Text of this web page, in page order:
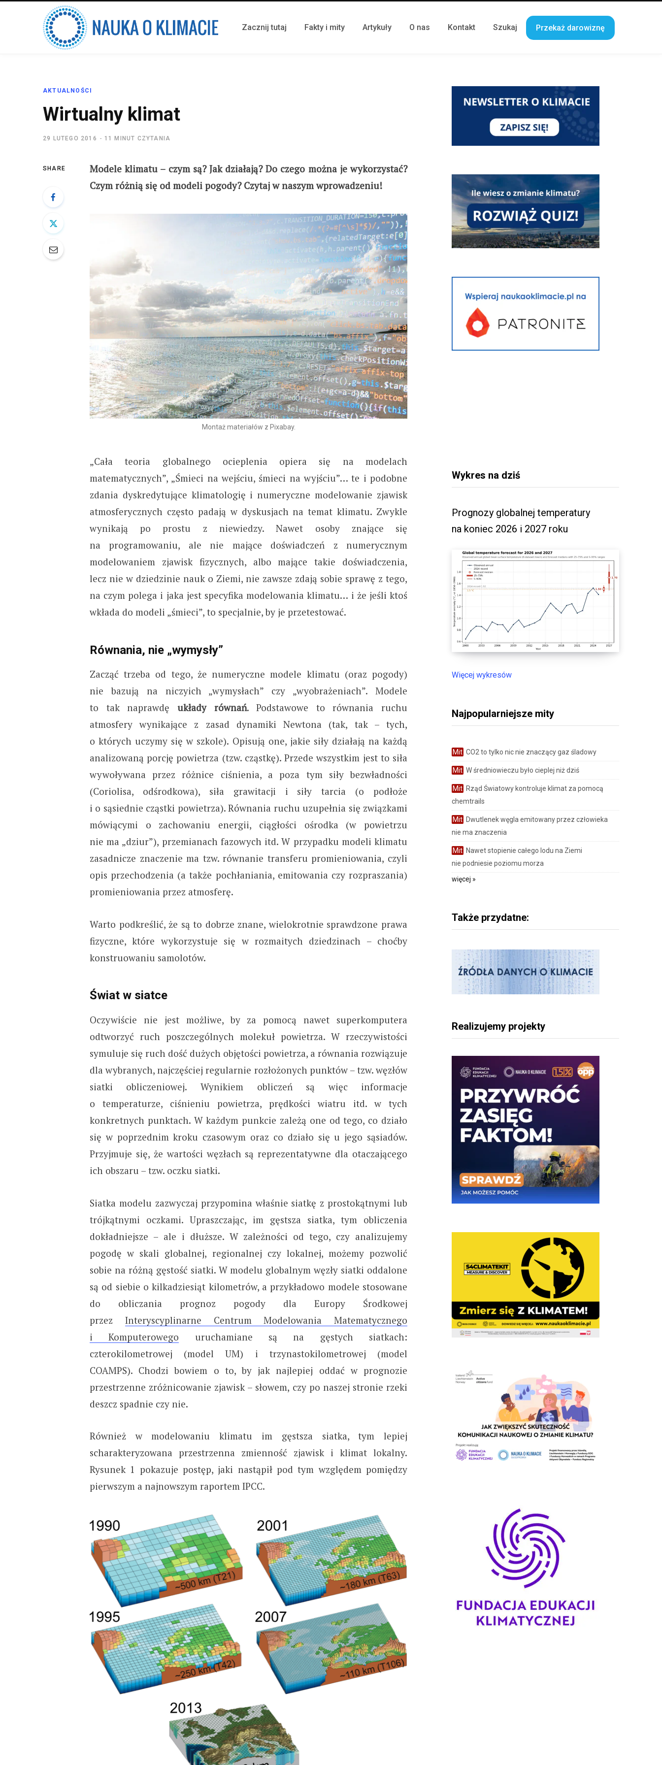
Zacznij tutaj Fakty i mity Artykuły O nas Kontakt Szukaj Przekaż darowiznę
AKTUALNOŚCI
Wirtualny klimat
29 LUTEGO 2016 11 MINUT CZYTANIA
SHARE
Modele klimatu – czym są? Jak działają? Do czego można je wykorzystać?
Czym różnią się od modeli pogody? Czytaj w naszym wprowadzeniu!
Montaż materiałów z Pixabay.
„Cała teoria globalnego ocieplenia opiera się na modelach
matematycznych”, „Śmieci na wejściu, śmieci na wyjściu”… te i podobne
zdania dyskredytujące klimatologię i numeryczne modelowanie zjawisk
atmosferycznych często padają w dyskusjach na temat klimatu. Zwykle
wynikają po prostu z niewiedzy. Nawet osoby znające się
na programowaniu, ale nie mające doświadczeń z numerycznym
modelowaniem zjawisk fizycznych, albo mające takie doświadczenia,
lecz nie w dziedzinie nauk o Ziemi, nie zawsze zdają sobie sprawę z tego,
na czym polega i jaka jest specyfika modelowania klimatu… i że jeśli ktoś
wkłada do modeli „śmieci”, to specjalnie, by je przetestować.
Równania, nie „wymysły”
Zacząć trzeba od tego, że numeryczne modele klimatu (oraz pogody)
nie bazują na niczyich „wymysłach” czy „wyobrażeniach”. Modele
to tak naprawdę układy równań. Podstawowe to równania ruchu
atmosfery wynikające z zasad dynamiki Newtona (tak, tak – tych,
o których uczymy się w szkole). Opisują one, jakie siły działają na każdą
analizowaną porcję powietrza (tzw. cząstkę). Przede wszystkim jest to siła
wywoływana przez różnice ciśnienia, a poza tym siły bezwładności
(Coriolisa, odśrodkowa), siła grawitacji i siły tarcia (o podłoże
i o sąsiednie cząstki powietrza). Równania ruchu uzupełnia się związkami
mówiącymi o zachowaniu energii, ciągłości ośrodka (w powietrzu
nie ma „dziur”), przemianach fazowych itd. W przypadku modeli klimatu
zasadnicze znaczenie ma tzw. równanie transferu promieniowania, czyli
opis przechodzenia (a także pochłaniania, emitowania czy rozpraszania)
promieniowania przez atmosferę.
Warto podkreślić, że są to dobrze znane, wielokrotnie sprawdzone prawa
fizyczne, które wykorzystuje się w rozmaitych dziedzinach – choćby
konstruowaniu samolotów.
Świat w siatce
Oczywiście nie jest możliwe, by za pomocą nawet superkomputera
odtworzyć ruch poszczególnych molekuł powietrza. W rzeczywistości
symuluje się ruch dość dużych objętości powietrza, a równania rozwiązuje
dla wybranych, najczęściej regularnie rozłożonych punktów – tzw. węzłów
siatki obliczeniowej. Wynikiem obliczeń są więc informacje
o temperaturze, ciśnieniu powietrza, prędkości wiatru itd. w tych
konkretnych punktach. W każdym punkcie zależą one od tego, co działo
się w poprzednim kroku czasowym oraz co działo się u jego sąsiadów.
Przyjmuje się, że wartości węzłach są reprezentatywne dla otaczającego
ich obszaru – tzw. oczku siatki.
Siatka modelu zazwyczaj przypomina właśnie siatkę z prostokątnymi lub
trójkątnymi oczkami. Upraszczając, im gęstsza siatka, tym obliczenia
dokładniejsze – ale i dłuższe. W zależności od tego, czy analizujemy
pogodę w skali globalnej, regionalnej czy lokalnej, możemy pozwolić
sobie na różną gęstość siatki. W modelu globalnym węzły siatki oddalone
są od siebie o kilkadziesiąt kilometrów, a przykładowo modele stosowane
do obliczania prognoz pogody dla Europy Środkowej
przez Interyscyplinarne Centrum Modelowania Matematycznego
i Komputerowego uruchamiane są na gęstych siatkach:
czterokilometrowej (model UM) i trzynastokilometrowej (model
COAMPS). Chodzi bowiem o to, by jak najlepiej oddać w prognozie
przestrzenne zróżnicowanie zjawisk – słowem, czy po naszej stronie rzeki
deszcz spadnie czy nie.
Również w modelowaniu klimatu im gęstsza siatka, tym lepiej
scharakteryzowana przestrzenna zmienność zjawisk i klimat lokalny.
Rysunek 1 pokazuje postęp, jaki nastąpił pod tym względem pomiędzy
pierwszym a najnowszym raportem IPCC.
Wykres na dziś
Prognozy globalnej temperatury
na koniec 2026 i 2027 roku
Więcej wykresów
Najpopularniejsze mity
Mit CO2 to tylko nic nie znaczący gaz śladowy
Mit W średniowieczu było cieplej niż dziś
Mit Rząd Światowy kontroluje klimat za pomocą
chemtrails
Mit Dwutlenek węgla emitowany przez człowieka
nie ma znaczenia
Mit Nawet stopienie całego lodu na Ziemi
nie podniesie poziomu morza
więcej »
Także przydatne:
Realizujemy projekty